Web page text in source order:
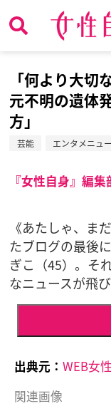
「何より大
元不明の遺体
方」
芸能 エンタメニュ
『女性自身』編集
《あたしゃ、ま
たブログの最後
ぎこ（45）。そ
なニュースが飛
出典元： WEB女
関連画像